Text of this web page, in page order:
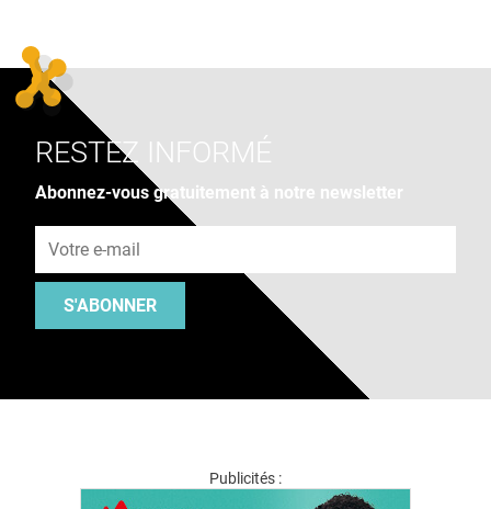
RESTEZ INFORMÉ
Abonnez-vous gratuitement à notre newsletter
S'ABONNER
Publicités :